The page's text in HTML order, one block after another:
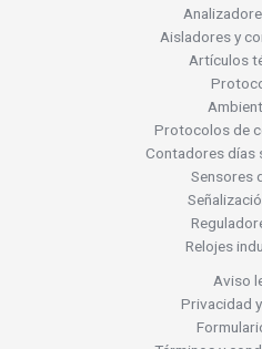
Aisladores y
Artículos
Protocolos de
Contadores días
Sensores
Relojes
Aviso
Privacidad